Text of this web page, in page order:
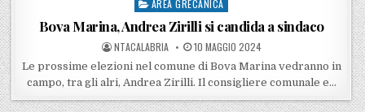
Posted in
AREA GRECANICA
Bova Marina, Andrea Zirilli si candida a sindaco
POSTED BY
NTACALABRIA POSTED ON
10 MAGGIO 2024
Le prossime elezioni nel comune di Bova Marina vedranno in
campo, tra gli alri, Andrea Zirilli. Il consigliere comunale e…